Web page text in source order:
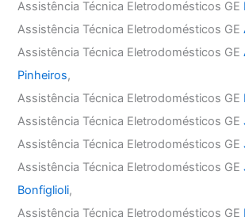
Assistência Técnica Eletrodomésticos GE
Assistência Técnica Eletrodomésticos GE
Assistência Técnica Eletrodomésticos GE
Pinheiros,
Assistência Técnica Eletrodomésticos GE
Assistência Técnica Eletrodomésticos GE
Assistência Técnica Eletrodomésticos GE
Assistência Técnica Eletrodomésticos GE
Bonfiglioli,
Assistência Técnica Eletrodomésticos GE